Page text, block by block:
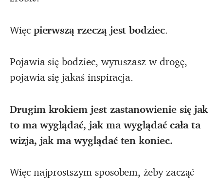
Więc pierwszą rzeczą jest bodziec.
Pojawia się bodziec, wyruszasz w drogę,
pojawia się jakaś inspiracja.
Drugim krokiem jest zastanowienie się jak
to ma wyglądać, jak ma wyglądać cała ta
wizja, jak ma wyglądać ten koniec.
Więc najprostszym sposobem, żeby zacząć